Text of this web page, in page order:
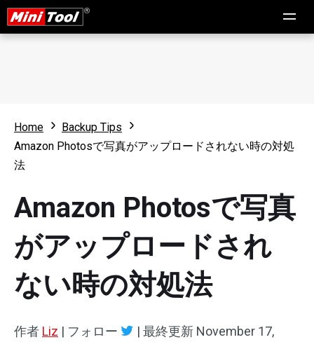
Home
Backup Tips
Amazon Photosで写真がアップロードされない時の対処
法
Amazon Photosで写真
がアップロードされ
ない時の対処法
作者 Liz | フォロー | 最終更新 November 17,